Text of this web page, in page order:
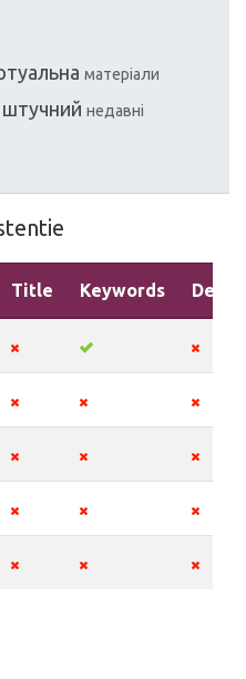
матеріали
штучний недавні
Title Keywords